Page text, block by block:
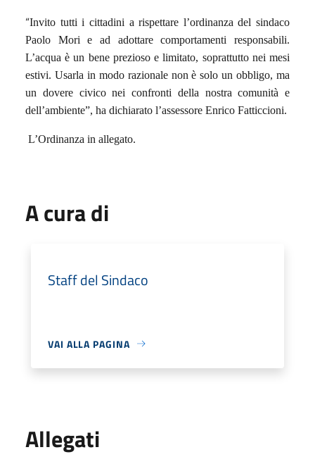
“Invito tutti i cittadini a rispettare l’ordinanza del sindaco
Paolo Mori e ad adottare comportamenti responsabili.
L’acqua è un bene prezioso e limitato, soprattutto nei mesi
estivi. Usarla in modo razionale non è solo un obbligo, ma
un dovere civico nei confronti della nostra comunità e
dell’ambiente”, ha dichiarato l’assessore Enrico Fatticcioni.
L’Ordinanza in allegato.
A cura di
Staff del Sindaco
VAI ALLA PAGINA
Allegati